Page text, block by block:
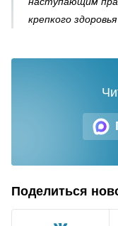
крепкого
Поделиться